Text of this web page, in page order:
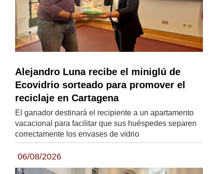
Alejandro Luna recibe el miniglú de
Ecovidrio sorteado para promover el
reciclaje en Cartagena
El ganador destinará el recipiente a un apartamento
vacacional para facilitar que sus huéspedes separen
correctamente los envases de vidrio
06/08/2026